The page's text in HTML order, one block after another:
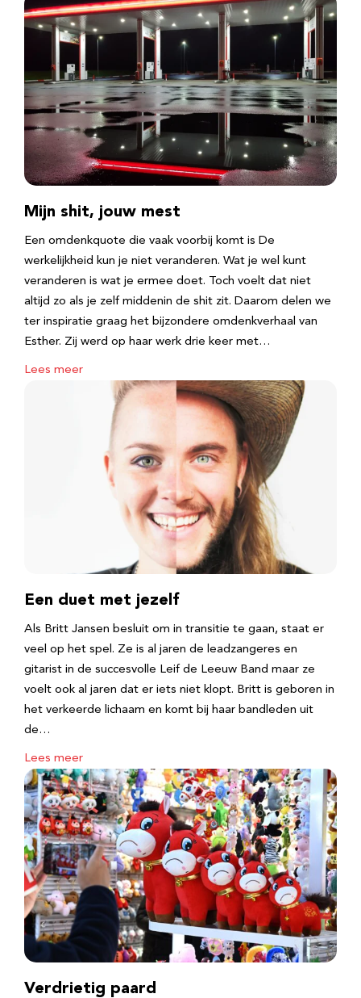
Mijn shit, jouw mest
Een omdenkquote die vaak voorbij komt is De
werkelijkheid kun je niet veranderen. Wat je wel kunt
veranderen is wat je ermee doet. Toch voelt dat niet
altijd zo als je zelf middenin de shit zit. Daarom delen we
ter inspiratie graag het bijzondere omdenkverhaal van
Esther. Zij werd op haar werk drie keer met…
Lees meer
Een duet met jezelf
Als Britt Jansen besluit om in transitie te gaan, staat er
veel op het spel. Ze is al jaren de leadzangeres en
gitarist in de succesvolle Leif de Leeuw Band maar ze
voelt ook al jaren dat er iets niet klopt. Britt is geboren in
het verkeerde lichaam en komt bij haar bandleden uit
de…
Lees meer
Verdrietig paard